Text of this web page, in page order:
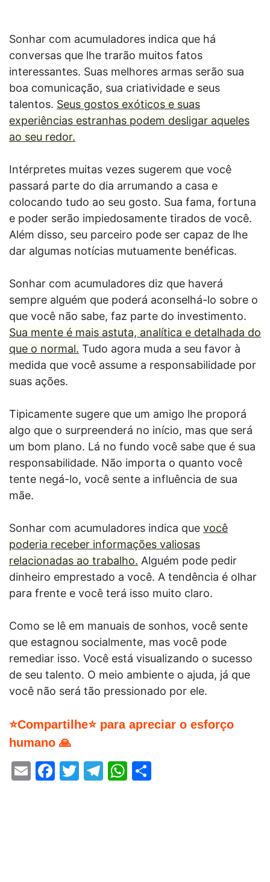
Sonhar com acumuladores indica que há
conversas que lhe trarão muitos fatos
interessantes. Suas melhores armas serão sua
boa comunicação, sua criatividade e seus
talentos. Seus gostos exóticos e suas
experiências estranhas podem desligar aqueles
ao seu redor.
Intérpretes muitas vezes sugerem que você
passará parte do dia arrumando a casa e
colocando tudo ao seu gosto. Sua fama, fortuna
e poder serão impiedosamente tirados de você.
Além disso, seu parceiro pode ser capaz de lhe
dar algumas notícias mutuamente benéficas.
Sonhar com acumuladores diz que haverá
sempre alguém que poderá aconselhá-lo sobre o
que você não sabe, faz parte do investimento.
Sua mente é mais astuta, analítica e detalhada do
que o normal. Tudo agora muda a seu favor à
medida que você assume a responsabilidade por
suas ações.
Tipicamente sugere que um amigo lhe proporá
algo que o surpreenderá no início, mas que será
um bom plano. Lá no fundo você sabe que é sua
responsabilidade. Não importa o quanto você
tente negá-lo, você sente a influência de sua
mãe.
Sonhar com acumuladores indica que você
poderia receber informações valiosas
relacionadas ao trabalho. Alguém pode pedir
dinheiro emprestado a você. A tendência é olhar
para frente e você terá isso muito claro.
Como se lê em manuais de sonhos, você sente
que estagnou socialmente, mas você pode
remediar isso. Você está visualizando o sucesso
de seu talento. O meio ambiente o ajuda, já que
você não será tão pressionado por ele.
⭐Compartilhe⭐ para apreciar o esforço
humano 🙏
EmailFacebook
Twitter
Telegram
WhatsApp